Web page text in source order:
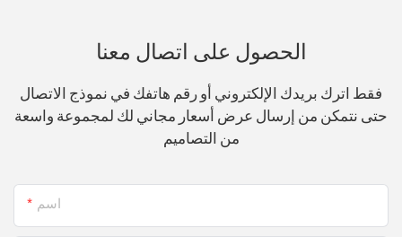
الحصول على اتصال معنا
فقط اترك بريدك الإلكتروني أو رقم هاتفك في نموذج الاتصال
حتى نتمكن من إرسال عرض أسعار مجاني لك لمجموعة واسعة
من التصاميم
اسم